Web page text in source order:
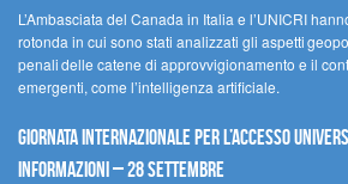
L’Ambasciata del Canada in Italia e l’UNICRI
rotonda in cui sono stati analizzati gli aspetti
penali delle catene di approvvigionamento e il
emergenti, come l’intelligenza artificiale.
Giornata internazionale per l’accesso
informazioni – 28 settembre